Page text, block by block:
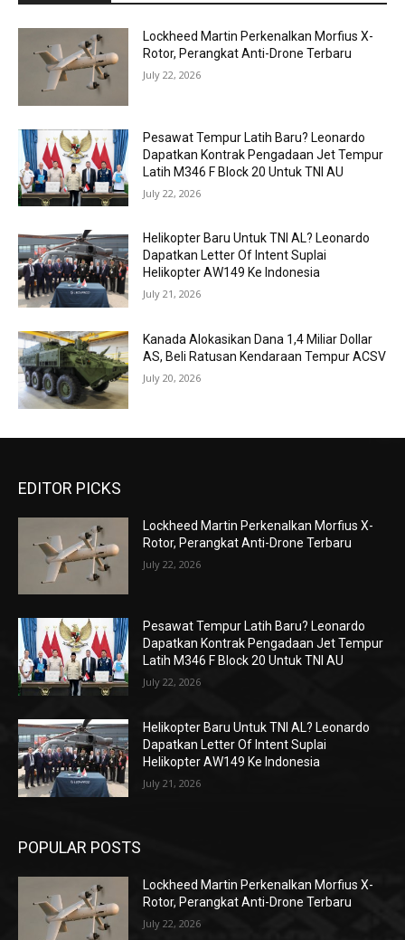
Lockheed Martin Perkenalkan Morfius X-
Rotor, Perangkat Anti-Drone Terbaru
July 22, 2026
Pesawat Tempur Latih Baru? Leonardo
Dapatkan Kontrak Pengadaan Jet Tempur
Latih M346 F Block 20 Untuk TNI AU
July 22, 2026
Helikopter Baru Untuk TNI AL? Leonardo
Dapatkan Letter Of Intent Suplai
Helikopter AW149 Ke Indonesia
July 21, 2026
Kanada Alokasikan Dana 1,4 Miliar Dollar
AS, Beli Ratusan Kendaraan Tempur ACSV
July 20, 2026
EDITOR PICKS
Lockheed Martin Perkenalkan Morfius X-
Rotor, Perangkat Anti-Drone Terbaru
July 22, 2026
Pesawat Tempur Latih Baru? Leonardo
Dapatkan Kontrak Pengadaan Jet Tempur
Latih M346 F Block 20 Untuk TNI AU
July 22, 2026
Helikopter Baru Untuk TNI AL? Leonardo
Dapatkan Letter Of Intent Suplai
Helikopter AW149 Ke Indonesia
July 21, 2026
POPULAR POSTS
Lockheed Martin Perkenalkan Morfius X-
Rotor, Perangkat Anti-Drone Terbaru
July 22, 2026